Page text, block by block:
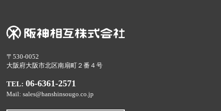
〒530-0052
大阪府大阪市北区南扇町２番４号
TEL:06-6361-2571
Mail: sales@hanshinsougo.co.jp